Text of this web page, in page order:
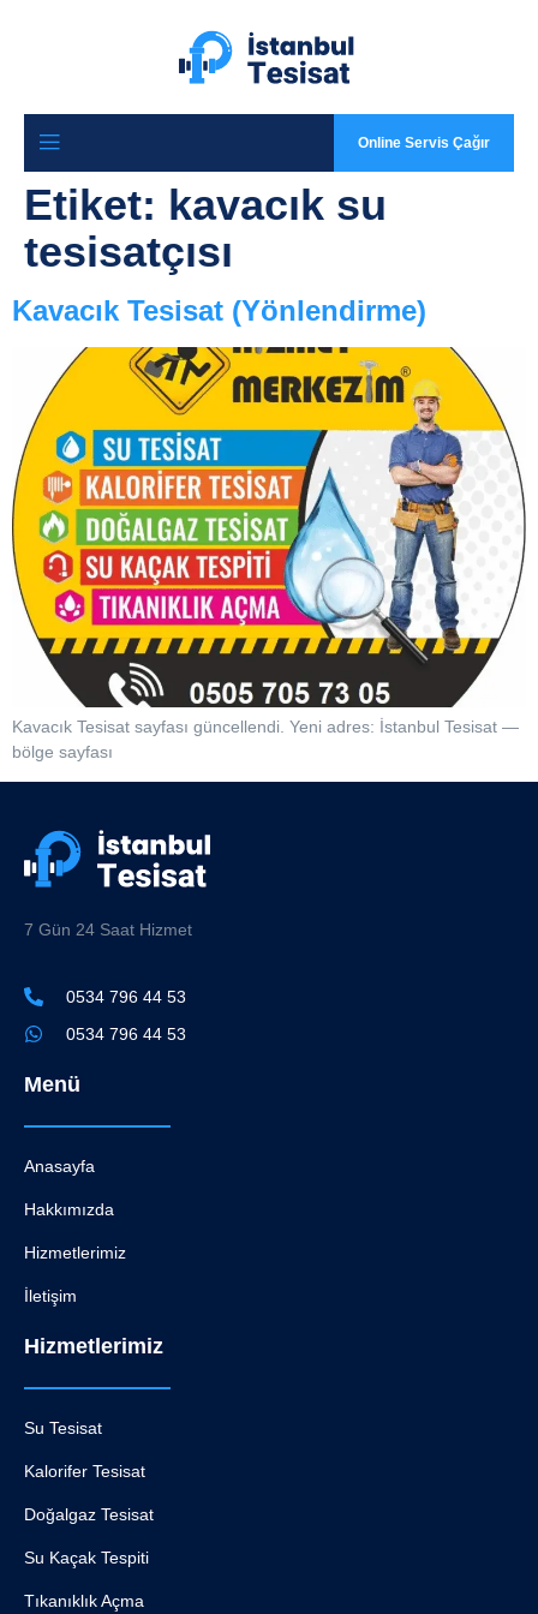
Online Servis Çağır
Etiket: kavacık su
tesisatçısı
Kavacık Tesisat (Yönlendirme)
Kavacık Tesisat sayfası güncellendi. Yeni adres: İstanbul Tesisat —
bölge sayfası
7 Gün 24 Saat Hizmet
0534 796 44 53
0534 796 44 53
Menü
Anasayfa
Hakkımızda
Hizmetlerimiz
İletişim
Hizmetlerimiz
Su Tesisat
Kalorifer Tesisat
Doğalgaz Tesisat
Su Kaçak Tespiti
Tıkanıklık Açma